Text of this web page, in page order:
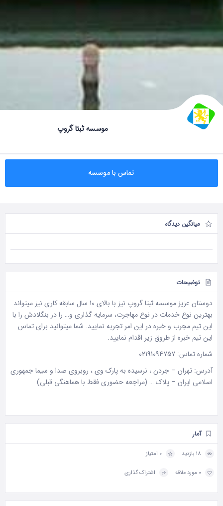
موسسه ثبتا گروپ
تماس با موسسه
میانگین دیدگاه
توضیحات
دوستان عزیز موسسه ثبتا گروپ نیز با بالای 10 سال سابقه کاری نیز میتواند
بهترین نوع خدمات در نوع مهاجرت، سرمایه گذاری و… را در بنگلادش را با
این تیم مجرب و خبره در این امر تجربه نمایید. شما میتوانید برای تماس
این تیم خبره از طروق زیر اقدام نمایید.
شماره تماس: 02191094757
آدرس: تهران – جردن ، نرسیده به پارک وی ، روبروی صدا و سیما جمهوری
اسلامی ایران – پلاک … (مراجعه حضوری فقط با هماهنگی قبلی)
آمار
18 بازدید 0 امتیاز
0 مورد علاقه اشتراک گذاری